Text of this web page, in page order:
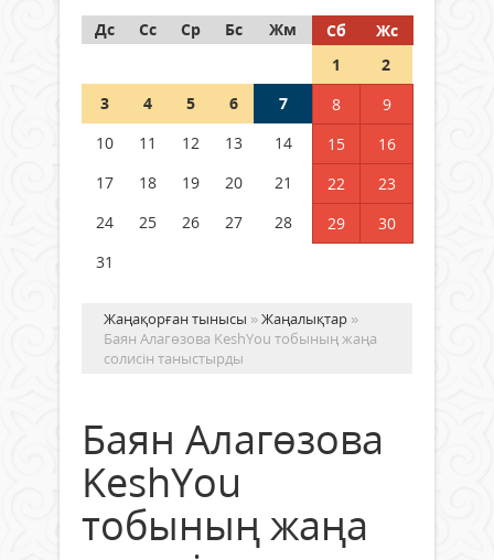
05 тамыз 2026 ж. 131
Шетелде жүрген Қазақстан
азаматтары қалай дауыс бере
Дс
Сс Ср Бс Жм Сб
Жс
1
2
3
4 5 6 7 8
9
10
11 12 13 14 15
16
17
18 19 20 21 22
23
24
25 26 27 28 29
30
31
Жаңақорған тынысы »Жаңалықтар »
Баян Алагөзова KeshYou тобының жаңа
солисін таныстырды
Баян Алагөзова
KeshYou
тобының жаңа